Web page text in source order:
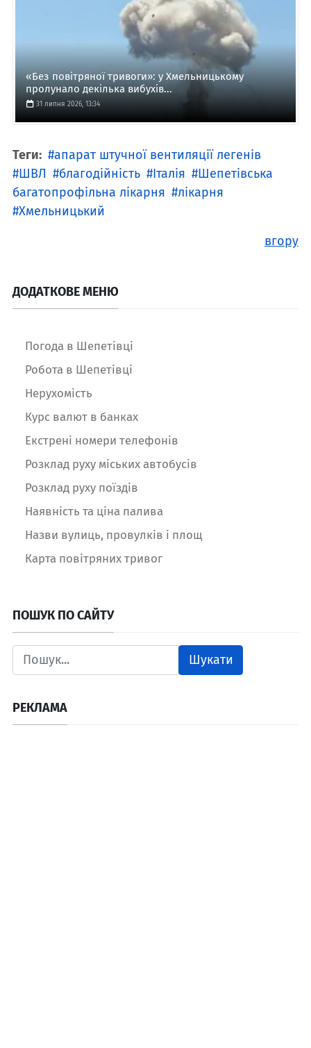
«Без повітряної тривоги»: у Хмельницькому
пролунало декілька вибухів...
31 липня 2026, 13:34
Теги:
апарат штучної вентиляції легенів
ШВЛ
благодійність Італія
Шепетівська
багатопрофільна лікарня
лікарня
Хмельницький
вгору
ДОДАТКОВЕ МЕНЮ
Погода в Шепетівці
Робота в Шепетівці
Нерухомість
Курс валют в банках
Екстрені номери телефонів
Розклад руху міських автобусів
Розклад руху поїздів
Наявність та ціна палива
Назви вулиць, провулків і площ
Карта повітряних тривог
ПОШУК ПО САЙТУ
Шукати
РЕКЛАМА